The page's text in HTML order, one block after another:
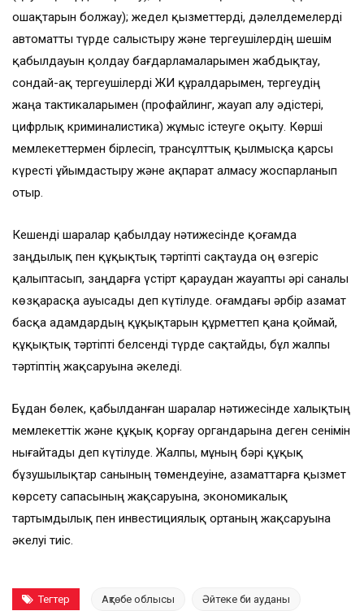
ошақтарын болжау); жедел қызметтерді, дәлелдемелерді
автоматты түрде салыстыру және тергеушілердің шешім
қабылдауын қолдау бағдарламаларымен жабдықтау,
сондай-ақ тергеушілерді ЖИ құралдарымен, тергеудің
жаңа тактикаларымен (профайлинг, жауап алу әдістері,
цифрлық криминалистика) жұмыс істеуге оқыту. Көрші
мемлекеттермен бірлесіп, трансұлттық қылмысқа қарсы
күресті ұйымдастыру және ақпарат алмасу жоспарланып
отыр.
Кешенді шаралар қабылдау нәтижесінде қоғамда
заңдылық пен құқықтық тәртіпті сақтауда оң өзгеріс
қалыптасып, заңдарға үстірт қараудан жауапты әрі саналы
көзқарасқа ауысады деп күтілуде. Қоғамдағы әрбір азамат
басқа адамдардың құқықтарын құрметтеп қана қоймай,
құқықтық тәртіпті белсенді түрде сақтайды, бұл жалпы
тәртіптің жақсаруына әкеледі.
Бұдан бөлек, қабылданған шаралар нәтижесінде халықтың
мемлекеттік және құқық қорғау органдарына деген сенімін
нығайтады деп күтілуде. Жалпы, мұның бәрі құқық
бұзушылықтар санының төмендеуіне, азаматтарға қызмет
көрсету сапасының жақсаруына, экономикалық
тартымдылық пен инвестициялық ортаның жақсаруына
әкелуі тиіс.
Тегтер Ақтөбе облысы Әйтеке би ауданы